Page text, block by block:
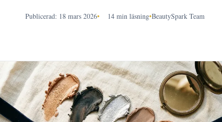
Publicerad: 18 mars 2026• 14 min läsning•BeautySpark Team